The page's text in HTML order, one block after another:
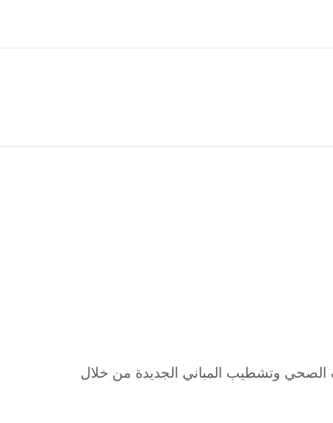
وتشطيب المباني الجديدة من خلال